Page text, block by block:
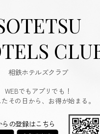
相鉄ホテルズクラブ
WEBでもアプリでも！
その日から、お得が始まる。
らの登録はこちら